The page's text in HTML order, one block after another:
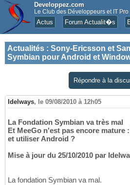
Developpez.com
Le Club des Développeurs et IT Pro
Actus Forum Actualit�s
Actualités : Sony-Ericsson et
Symbian pour Android et
Répondre à la
Idelways, le 09/08/2010 à 12h05
La Fondation Symbian va très mal
Et MeeGo n'est pas encore mature
et utiliser Android ?
Mise à jour du 25/10/2010 par
La fondation Symbian va mal.